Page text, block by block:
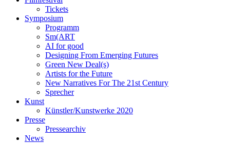
Tickets
Symposium
Programm
Sm(ART
AI for good
Designing From Emerging Futures
Green New Deal(s)
Artists for the Future
New Narratives For The 21st Century
Sprecher
Kunst
Künstler/Kunstwerke 2020
Presse
Pressearchiv
News